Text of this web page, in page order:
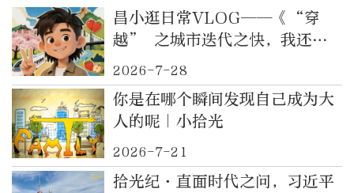
昌小逛日常VLOG——《“穿
越” 之城市迭代之快，我还在
“拨号上网” 的年代》
2026-7-28
你是在哪个瞬间发现自己成为大
人的呢｜小拾光
2026-7-21
拾光纪·直面时代之问，习近平